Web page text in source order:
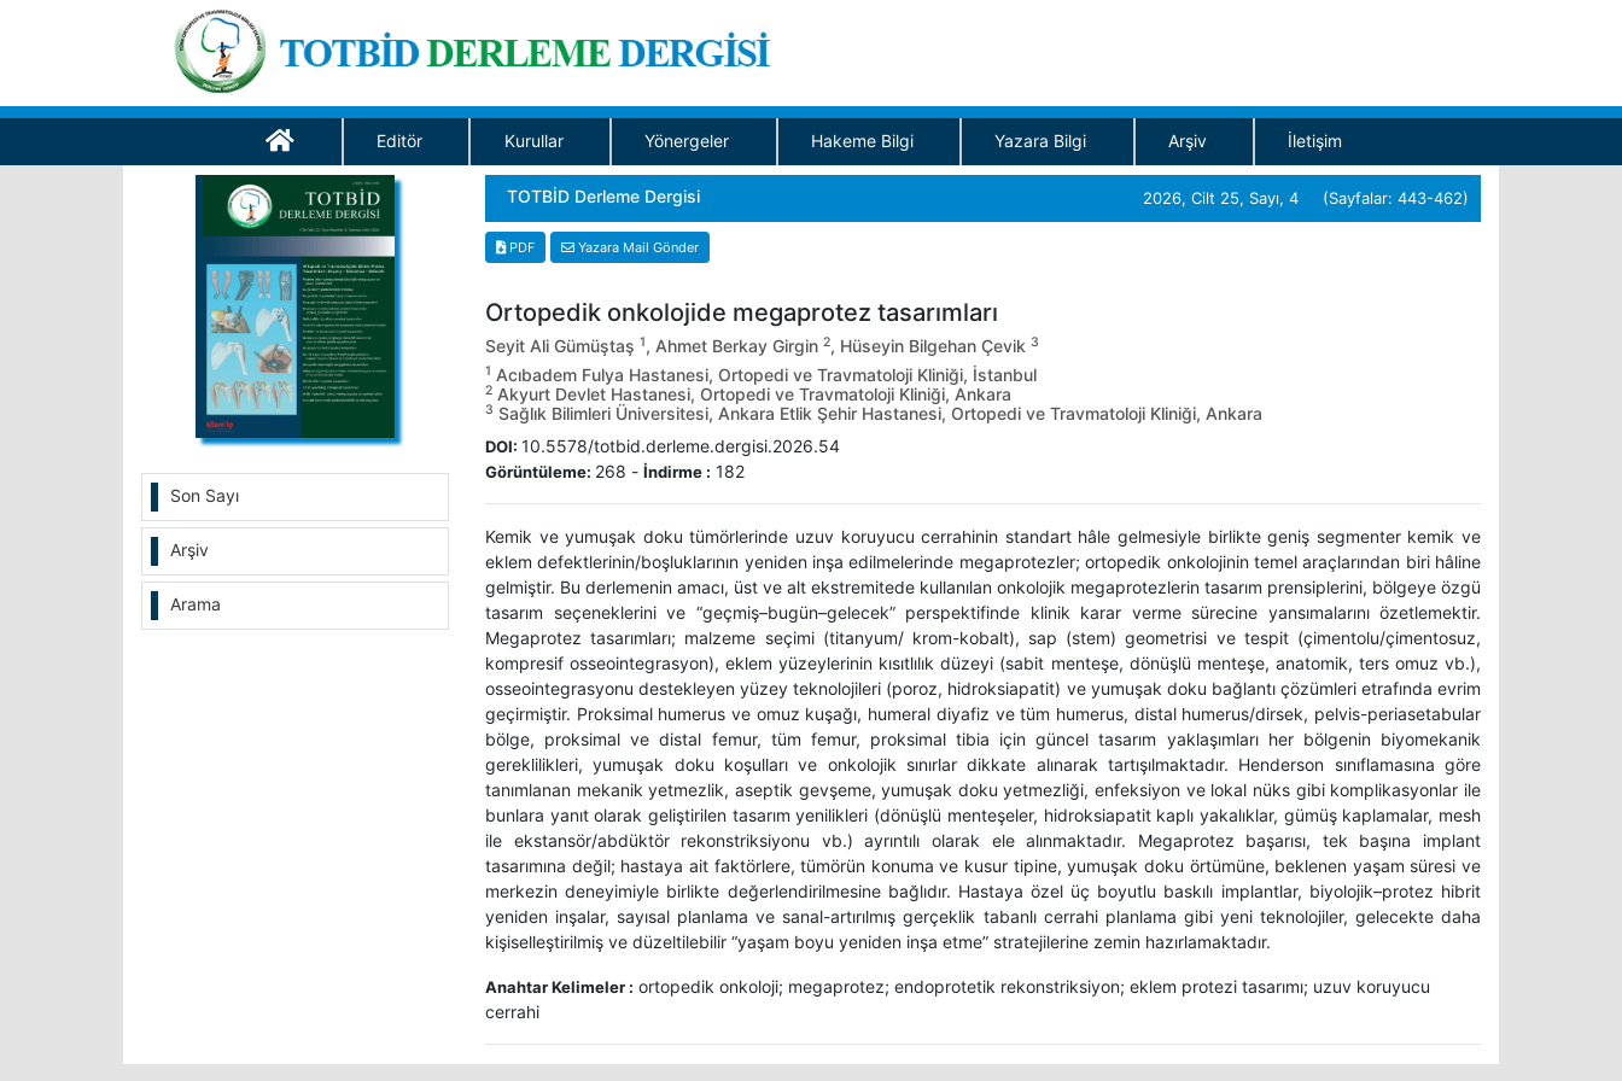
Editör Kurullar Yönergeler Hakeme Bilgi Yazara Bilgi Arşiv İletişim
Son Sayı
Arşiv
Arama
TOTBİD Derleme Dergisi 2026, Cilt 25, Sayı, 4 (Sayfalar: 443-462)
PDF Yazara Mail Gönder
Ortopedik onkolojide megaprotez tasarımları
Seyit Ali Gümüştaş 1, Ahmet Berkay Girgin 2, Hüseyin Bilgehan Çevik 3
1 Acıbadem Fulya Hastanesi, Ortopedi ve Travmatoloji Kliniği, İstanbul
2 Akyurt Devlet Hastanesi, Ortopedi ve Travmatoloji Kliniği, Ankara
3 Sağlık Bilimleri Üniversitesi, Ankara Etlik Şehir Hastanesi, Ortopedi ve Travmatoloji Kliniği, Ankara
DOI: 10.5578/totbid.derleme.dergisi.2026.54
Görüntüleme: 268 - İndirme : 182
Kemik ve yumuşak doku tümörlerinde uzuv koruyucu cerrahinin standart hâle gelmesiyle birlikte geniş segmenter kemik ve
eklem defektlerinin/boşluklarının yeniden inşa edilmelerinde megaprotezler; ortopedik onkolojinin temel araçlarından biri hâline
gelmiştir. Bu derlemenin amacı, üst ve alt ekstremitede kullanılan onkolojik megaprotezlerin tasarım prensiplerini, bölgeye özgü
tasarım seçeneklerini ve “geçmiş–bugün–gelecek” perspektifinde klinik karar verme sürecine yansımalarını özetlemektir.
Megaprotez tasarımları; malzeme seçimi (titanyum/ krom-kobalt), sap (stem) geometrisi ve tespit (çimentolu/çimentosuz,
kompresif osseointegrasyon), eklem yüzeylerinin kısıtlılık düzeyi (sabit menteşe, dönüşlü menteşe, anatomik, ters omuz vb.),
osseointegrasyonu destekleyen yüzey teknolojileri (poroz, hidroksiapatit) ve yumuşak doku bağlantı çözümleri etrafında evrim
geçirmiştir. Proksimal humerus ve omuz kuşağı, humeral diyafiz ve tüm humerus, distal humerus/dirsek, pelvis-periasetabular
bölge, proksimal ve distal femur, tüm femur, proksimal tibia için güncel tasarım yaklaşımları her bölgenin biyomekanik
gereklilikleri, yumuşak doku koşulları ve onkolojik sınırlar dikkate alınarak tartışılmaktadır. Henderson sınıflamasına göre
tanımlanan mekanik yetmezlik, aseptik gevşeme, yumuşak doku yetmezliği, enfeksiyon ve lokal nüks gibi komplikasyonlar ile
bunlara yanıt olarak geliştirilen tasarım yenilikleri (dönüşlü menteşeler, hidroksiapatit kaplı yakalıklar, gümüş kaplamalar, mesh
ile ekstansör/abdüktör rekonstriksiyonu vb.) ayrıntılı olarak ele alınmaktadır. Megaprotez başarısı, tek başına implant
tasarımına değil; hastaya ait faktörlere, tümörün konuma ve kusur tipine, yumuşak doku örtümüne, beklenen yaşam süresi ve
merkezin deneyimiyle birlikte değerlendirilmesine bağlıdır. Hastaya özel üç boyutlu baskılı implantlar, biyolojik–protez hibrit
yeniden inşalar, sayısal planlama ve sanal-artırılmış gerçeklik tabanlı cerrahi planlama gibi yeni teknolojiler, gelecekte daha
kişiselleştirilmiş ve düzeltilebilir “yaşam boyu yeniden inşa etme” stratejilerine zemin hazırlamaktadır.
Anahtar Kelimeler : ortopedik onkoloji; megaprotez; endoprotetik rekonstriksiyon; eklem protezi tasarımı; uzuv koruyucu
cerrahi